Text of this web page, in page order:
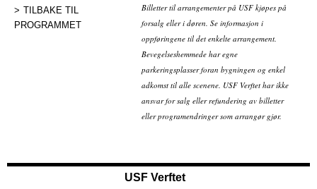
TILBAKE TIL
PROGRAMMET
Billetter til arrangementer på USF kjøpes på
forsalg eller i døren. Se informasjon i
oppføringene til det enkelte arrangement.
Bevegelseshemmede har egne
parkeringsplasser foran bygningen og enkel
adkomst til alle scenene. USF Verftet har ikke
ansvar for salg eller refundering av billetter
eller programendringer som arrangør gjør.
USF Verftet